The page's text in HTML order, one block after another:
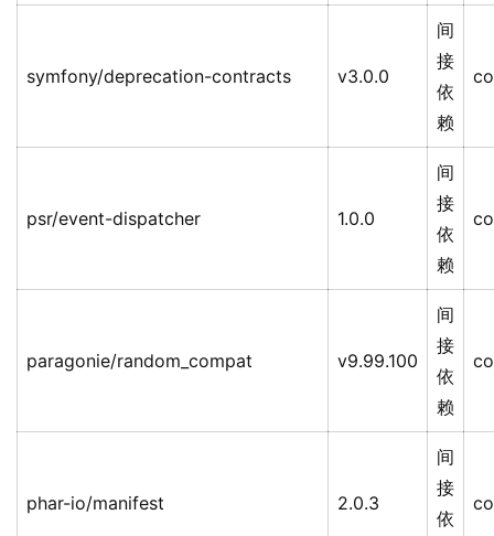
symfony/deprecation-contracts v3.0.0
间
接
依
赖
psr/event-dispatcher 1.0.0
间
接
依
赖
paragonie/random_compat v9.99.100
间
接
依
赖
phar-io/manifest 2.0.3
间
接
依